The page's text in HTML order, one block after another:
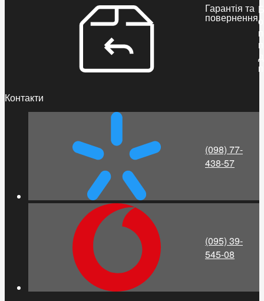
Гарантія та
повернення
Контакти
(098) 77-
438-57
(095) 39-
545-08